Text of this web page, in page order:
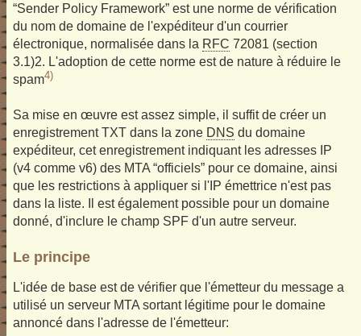
“Sender Policy Framework” est une norme de vérification
du nom de domaine de l'expéditeur d'un courrier
électronique, normalisée dans la RFC 72081 (section
3.1)2. L'adoption de cette norme est de nature à réduire le
spam4)
Sa mise en œuvre est assez simple, il suffit de créer un
enregistrement TXT dans la zone DNS du domaine
expéditeur, cet enregistrement indiquant les adresses IP
(v4 comme v6) des MTA “officiels” pour ce domaine, ainsi
que les restrictions à appliquer si l'IP émettrice n'est pas
dans la liste. Il est également possible pour un domaine
donné, d'inclure le champ SPF d'un autre serveur.
Le principe
L'idée de base est de vérifier que l'émetteur du message a
utilisé un serveur MTA sortant légitime pour le domaine
annoncé dans l'adresse de l'émetteur: